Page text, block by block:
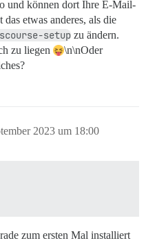
und können dort Ihre E-Mail-
etwas anderes, als die
setup zu ändern.
zu liegen
\n\nOder
2023 um 18:00
zum ersten Mal installiert